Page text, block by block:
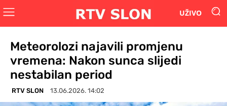
UŽIVO
Meteorolozi najavili promjenu
vremena: Nakon sunca slijedi
nestabilan period
RTV SLON 13.06.2026. 14:02